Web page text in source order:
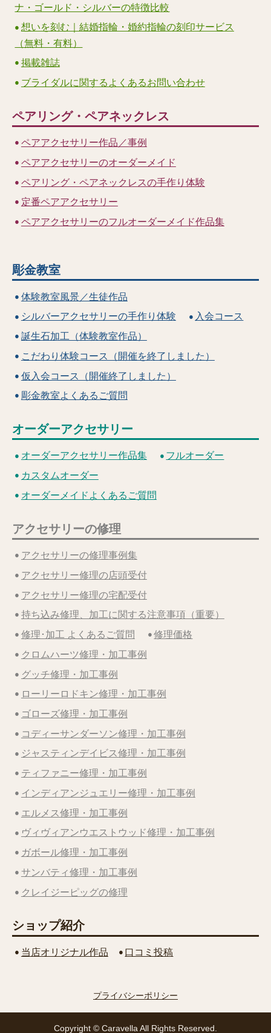
ナ・ゴールド・シルバーの特徴比較
想いを刻む｜結婚指輪・婚約指輪の刻印サービス
（無料・有料）
掲載雑誌
ブライダルに関するよくあるお問い合わせ
ペアリング・ペアネックレス
ペアアクセサリー作品／事例
ペアアクセサリーのオーダーメイド
ペアリング・ペアネックレスの手作り体験
定番ペアアクセサリー
ペアアクセサリーのフルオーダーメイド作品集
彫金教室
体験教室風景／生徒作品
シルバーアクセサリーの手作り体験
入会コース
誕生石加工（体験教室作品）
こだわり体験コース（開催を終了しました）
仮入会コース（開催終了しました）
彫金教室よくあるご質問
オーダーアクセサリー
オーダーアクセサリー作品集
フルオーダー
カスタムオーダー
オーダーメイドよくあるご質問
アクセサリーの修理
アクセサリーの修理事例集
アクセサリー修理の店頭受付
アクセサリー修理の宅配受付
持ち込み修理、加工に関する注意事項（重要）
修理･加工 よくあるご質問
修理価格
クロムハーツ修理・加工事例
グッチ修理・加工事例
ローリーロドキン修理・加工事例
ゴローズ修理・加工事例
コディーサンダーソン修理・加工事例
ジャスティンデイビス修理・加工事例
ティファニー修理・加工事例
インディアンジュエリー修理・加工事例
エルメス修理・加工事例
ヴィヴィアンウエストウッド修理・加工事例
ガボール修理・加工事例
サンバティ修理・加工事例
クレイジーピッグの修理
ショップ紹介
当店オリジナル作品 口コミ投稿
プライバシーポリシー
Copyright © Caravella All Rights Reserved.